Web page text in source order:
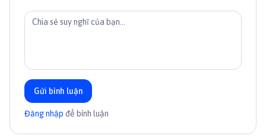
Gửi bình luận
Đăng nhập để bình luận